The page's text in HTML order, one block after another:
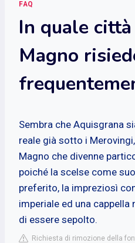
FAQ
In quale
Magno
Sembra che Aquisgrana
reale già sotto i
Magno che divenne
poiché la scelse come
preferito, la impreziosì
imperiale ed una cappella
di essere sepolto.
Richiesta di rimozione della